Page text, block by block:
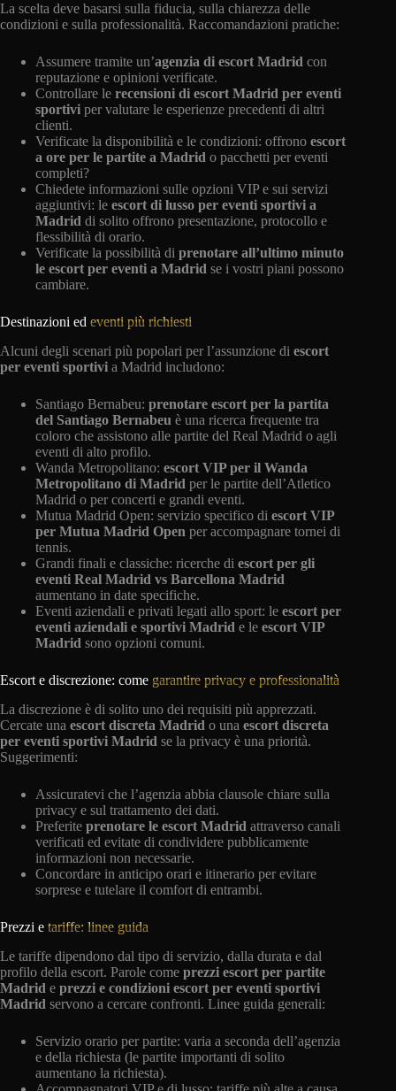
La scelta deve basarsi sulla fiducia, sulla chiarezza delle
condizioni e sulla professionalità. Raccomandazioni pratiche:
Assumere tramite un’agenzia di escort Madrid con
reputazione e opinioni verificate.
Controllare le recensioni di escort Madrid per eventi
sportivi per valutare le esperienze precedenti di altri
clienti.
Verificate la disponibilità e le condizioni: offrono escort
a ore per le partite a Madrid o pacchetti per eventi
completi?
Chiedete informazioni sulle opzioni VIP e sui servizi
aggiuntivi: le escort di lusso per eventi sportivi a
Madrid di solito offrono presentazione, protocollo e
flessibilità di orario.
Verificate la possibilità di prenotare all’ultimo minuto
le escort per eventi a Madrid se i vostri piani possono
cambiare.
Destinazioni ed eventi più richiesti
Alcuni degli scenari più popolari per l’assunzione di escort
per eventi sportivi a Madrid includono:
Santiago Bernabeu: prenotare escort per la partita
del Santiago Bernabeu è una ricerca frequente tra
coloro che assistono alle partite del Real Madrid o agli
eventi di alto profilo.
Wanda Metropolitano: escort VIP per il Wanda
Metropolitano di Madrid per le partite dell’Atletico
Madrid o per concerti e grandi eventi.
Mutua Madrid Open: servizio specifico di escort VIP
per Mutua Madrid Open per accompagnare tornei di
tennis.
Grandi finali e classiche: ricerche di escort per gli
eventi Real Madrid vs Barcellona Madrid
aumentano in date specifiche.
Eventi aziendali e privati legati allo sport: le escort per
eventi aziendali e sportivi Madrid e le escort VIP
Madrid sono opzioni comuni.
Escort e discrezione: come garantire privacy e professionalità
La discrezione è di solito uno dei requisiti più apprezzati.
Cercate una escort discreta Madrid o una escort discreta
per eventi sportivi Madrid se la privacy è una priorità.
Suggerimenti:
Assicuratevi che l’agenzia abbia clausole chiare sulla
privacy e sul trattamento dei dati.
Preferite prenotare le escort Madrid attraverso canali
verificati ed evitate di condividere pubblicamente
informazioni non necessarie.
Concordare in anticipo orari e itinerario per evitare
sorprese e tutelare il comfort di entrambi.
Prezzi e tariffe: linee guida
Le tariffe dipendono dal tipo di servizio, dalla durata e dal
profilo della escort. Parole come prezzi escort per partite
Madrid e prezzi e condizioni escort per eventi sportivi
Madrid servono a cercare confronti. Linee guida generali:
Servizio orario per partite: varia a seconda dell’agenzia
e della richiesta (le partite importanti di solito
aumentano la richiesta).